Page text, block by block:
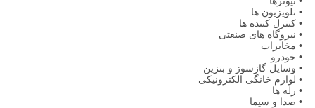
• تلویزیون ها
• کنترل کننده ها
• نیروگاه های صنعتی
• مخابرات
• خودرو
• وسایل گازسوز و بنزین
• لوازم خانگی الکترونیکی
• رله ها
• صدا و سیما